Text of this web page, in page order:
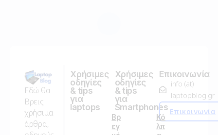
Εδώ θα
Βρεις
χρήσιμα
άρθρα,
Χρήσιμες
οδηγίες
& tips
για
laptops
Βρ
εγ
Χρήσιμες
οδηγίες
& tips
για
Smartphones
Κό
λπ
Επικοινωνία
info (at)
laptopblog.gr
Επικοινωνία